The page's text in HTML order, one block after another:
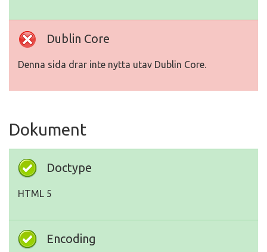
Dublin Core
Denna sida drar inte nytta utav Dublin Core.
Dokument
Doctype
HTML 5
Encoding